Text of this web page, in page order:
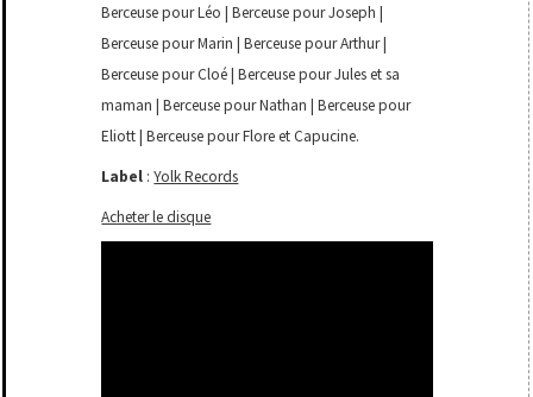
Berceuse pour Léo | Berceuse pour Joseph |
Berceuse pour Marin | Berceuse pour Arthur |
Berceuse pour Cloé | Berceuse pour Jules et sa
maman | Berceuse pour Nathan | Berceuse pour
Eliott | Berceuse pour Flore et Capucine.
Label :Yolk Records
Acheter le disque